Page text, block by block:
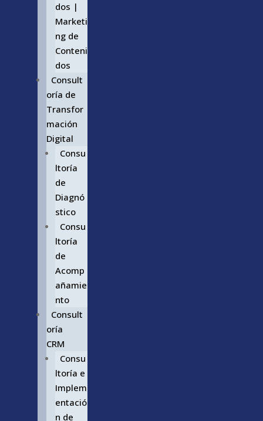
dos |
Marketi
ng de
Conteni
dos
Consult
oría de
Transfor
mación
Digital
Consu
ltoría
de
Diagnó
stico
Consu
ltoría
de
Acomp
añamie
nto
Consult
oría
CRM
Consu
ltoría e
Implem
entació
n de